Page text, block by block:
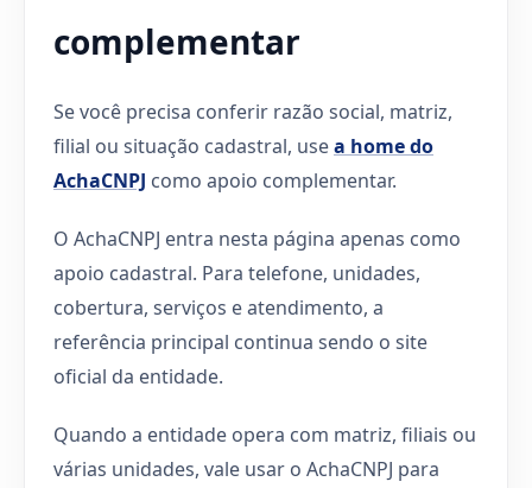
complementar
Se você precisa conferir razão social, matriz,
filial ou situação cadastral, usea home do
AchaCNPJ como apoio complementar.
O AchaCNPJ entra nesta página apenas como
apoio cadastral. Para telefone, unidades,
cobertura, serviços e atendimento, a
referência principal continua sendo o site
oficial da entidade.
Quando a entidade opera com matriz, filiais ou
várias unidades, vale usar o AchaCNPJ para